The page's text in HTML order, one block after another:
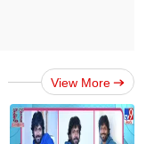
View More